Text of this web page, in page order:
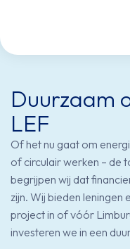
Duurzaam
LEF
Of het nu gaat om
of circulair werken – de
begrijpen wij dat
zijn. Wij bieden leningen
project in of vóór
investeren we in een